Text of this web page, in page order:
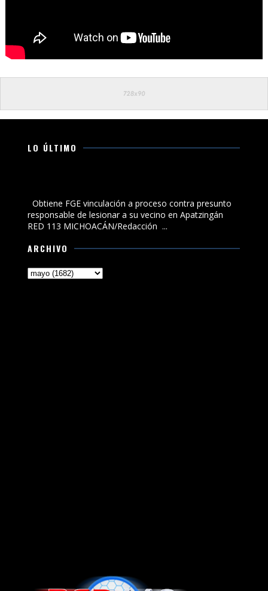
LO ÚLTIMO
Obtiene FGE vinculación a proceso contra presunto
responsable de lesionar a su vecino en Apatzingán
RED 113 MICHOACÁN/Redacción ...
ARCHIVO